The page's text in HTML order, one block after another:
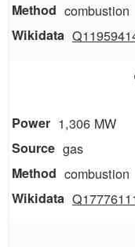
combustion
1,306 MW
gas
combustion